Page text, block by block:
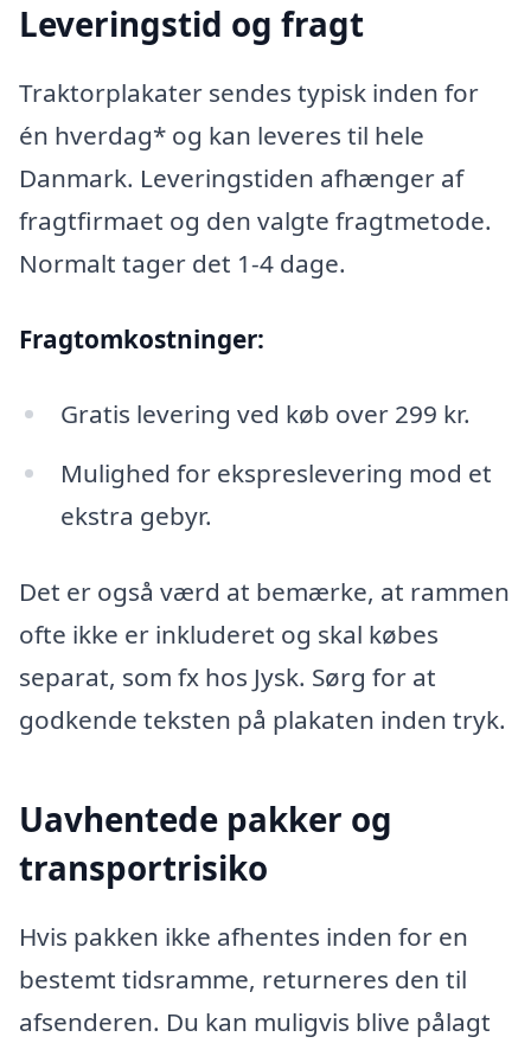
Leveringstid og fragt
Traktorplakater sendes typisk inden for
én hverdag* og kan leveres til hele
Danmark. Leveringstiden afhænger af
fragtfirmaet og den valgte fragtmetode.
Normalt tager det 1-4 dage.
Fragtomkostninger:
Gratis levering ved køb over 299 kr.
Mulighed for ekspreslevering mod et
ekstra gebyr.
Det er også værd at bemærke, at rammen
ofte ikke er inkluderet og skal købes
separat, som fx hos Jysk. Sørg for at
godkende teksten på plakaten inden tryk.
Uavhentede pakker og
transportrisiko
Hvis pakken ikke afhentes inden for en
bestemt tidsramme, returneres den til
afsenderen. Du kan muligvis blive pålagt